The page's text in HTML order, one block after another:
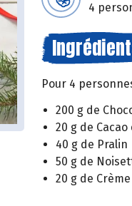
4
Pour 4
200 g de
20 g de
40 g de Pralin
50 g de
20 g de